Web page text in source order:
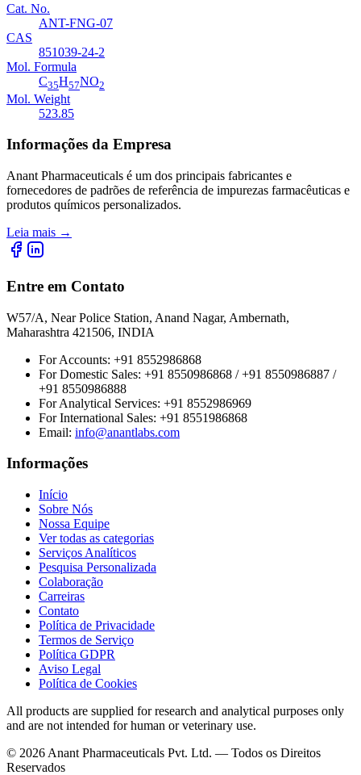
Cat. No.
ANT-FNG-07
CAS
851039-24-2
Mol. Formula
C35H57NO2
Mol. Weight
523.85
Informações da Empresa
Anant Pharmaceuticals é um dos principais fabricantes e
fornecedores de padrões de referência de impurezas farmacêuticas e
produtos químicos personalizados.
Leia mais →
Entre em Contato
W57/A, Near Police Station, Anand Nagar, Ambernath,
Maharashtra 421506, INDIA
For Accounts: +91 8552986868
For Domestic Sales: +91 8550986868 / +91 8550986887 /
+91 8550986888
For Analytical Services: +91 8552986969
For International Sales: +91 8551986868
Email: info@anantlabs.com
Informações
Início
Sobre Nós
Nossa Equipe
Ver todas as categorias
Serviços Analíticos
Pesquisa Personalizada
Colaboração
Carreiras
Contato
Política de Privacidade
Termos de Serviço
Política GDPR
Aviso Legal
Política de Cookies
All products are supplied for research and analytical purposes only
and are not intended for human or veterinary use.
© 2026 Anant Pharmaceuticals Pvt. Ltd. — Todos os Direitos
Reservados